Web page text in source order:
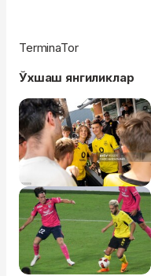
TerminaTor
Ўхшаш янгиликлар